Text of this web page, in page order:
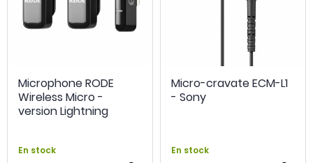
Microphone RODE
Wireless Micro -
version Lightning
En stock
Micro-cravate ECM-L1
- Sony
En stock